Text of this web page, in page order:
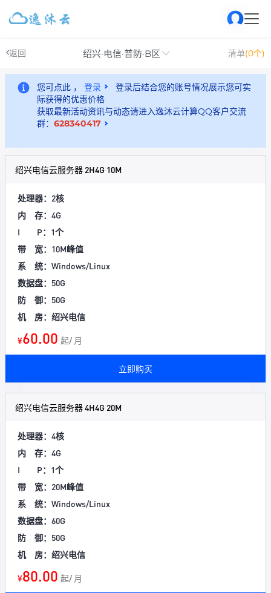
返回 绍兴·电信·普防·B区 清单(0个)
您可点此 ， 登录
登录后结合您的账号情况展示您可实
际获得的优惠价格
获取最新活动资讯与动态请进入逸沐云计算QQ客户交流
群： 628340417
绍兴电信云服务器 2H4G 10M
处理器：2核
内 存：4G
I P：1个
带 宽：10M峰值
系 统：Windows/Linux
数据盘：50G
防 御：50G
机 房：绍兴电信
¥60.00 起/ 月
立即购买
绍兴电信云服务器 4H4G 20M
处理器：4核
内 存：4G
I P：1个
带 宽：20M峰值
系 统：Windows/Linux
数据盘：60G
防 御：50G
机 房：绍兴电信
¥80.00 起/ 月